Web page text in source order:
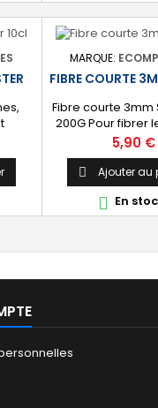
MARQUE:
FIBRE COURTE
Fibre courte 3mm
200G Pour fibrer
polyester ou
la réalisation
renforcé type
(Résine + Fibres
silice)
Prix
5,90 €
 Ajouter au
 En